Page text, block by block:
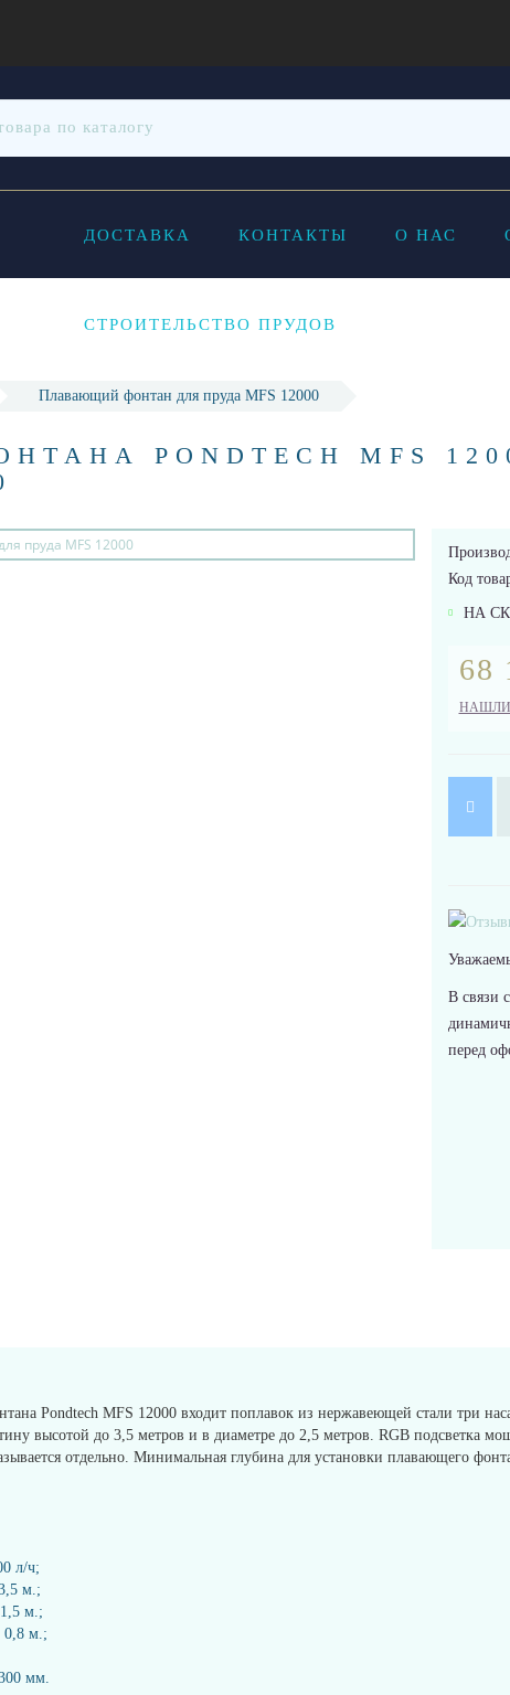
ДОСТАВКА КОНТАКТЫ О НАС
СТРОИТЕЛЬСТВО ПРУДОВ
Плавающий фонтан для пруда MFS 12000
PONDTECH MFS
Код
НА
68
НАШЛИ
В связи
перед
Pondtech MFS 12000 входит поплавок из нержавеющей стали три
высотой до 3,5 метров и в диаметре до 2,5 метров. RGB подсветка
отдельно. Минимальная глубина для установки плавающего
л/ч;
м.;
м.;
0,8 м.;
мм.